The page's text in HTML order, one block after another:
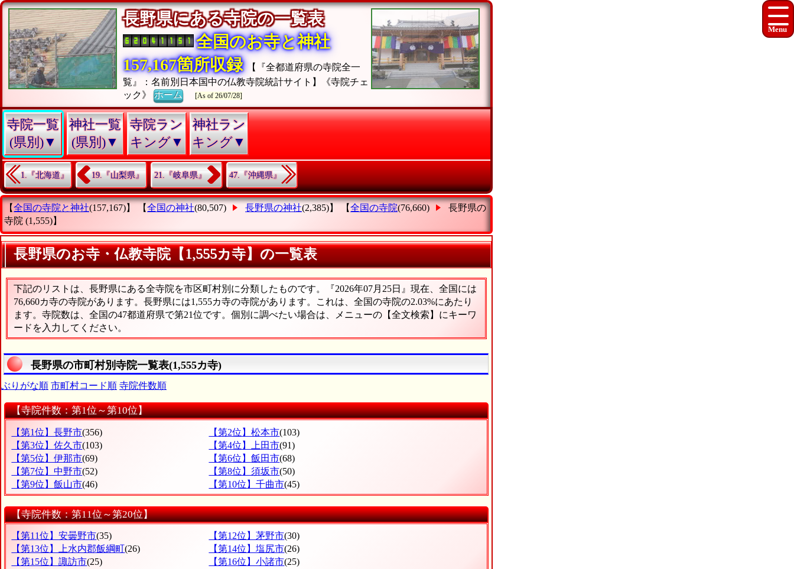
長野県にある寺院の一覧表
全国のお寺と神社
157,167箇所収録
【『全都道府県の寺院全一
覧』：名前別日本国中の仏教寺院統計サイト】《寺院チェ
ック》ホーム [As of 26/07/28]
寺院一覧
(県別)▼
神社一覧
(県別)▼
寺院ラン
キング▼
神社ラン
キング▼
1.『北海道』 19.『山梨県』 21.『岐阜県』 47.『沖縄県』
【全国の寺院と神社(157,167)】 【全国の神社(80,507) 長野県の神社(2,385)】 【全国の寺院(76,660)
長野県の
寺院 (1,555)】
長野県のお寺・仏教寺院【1,555カ寺】の一覧表
下記のリストは、長野県にある全寺院を市区町村別に分類したものです。『2026年07月25日』現在、全国には
76,660カ寺の寺院があります。長野県には1,555カ寺の寺院があります。これは、全国の寺院の2.03%にあたり
ます。寺院数は、全国の47都道府県で第21位です。個別に調べたい場合は、メニューの【全文検索】にキーワ
ードを入力してください。
長野県の市町村別寺院一覧表(1,555カ寺)
ぶりがな順 市町村コード順 寺院件数順
【寺院件数：第1位～第10位】
【第1位】長野市(356) 【第2位】松本市(103)
【第3位】佐久市(103) 【第4位】上田市(91)
【第5位】伊那市(69) 【第6位】飯田市(68)
【第7位】中野市(52) 【第8位】須坂市(50)
【第9位】飯山市(46) 【第10位】千曲市(45)
【寺院件数：第11位～第20位】
【第11位】安曇野市(35) 【第12位】茅野市(30)
【第13位】上水内郡飯綱町(26) 【第14位】塩尻市(26)
【第15位】諏訪市(25) 【第16位】小諸市(25)